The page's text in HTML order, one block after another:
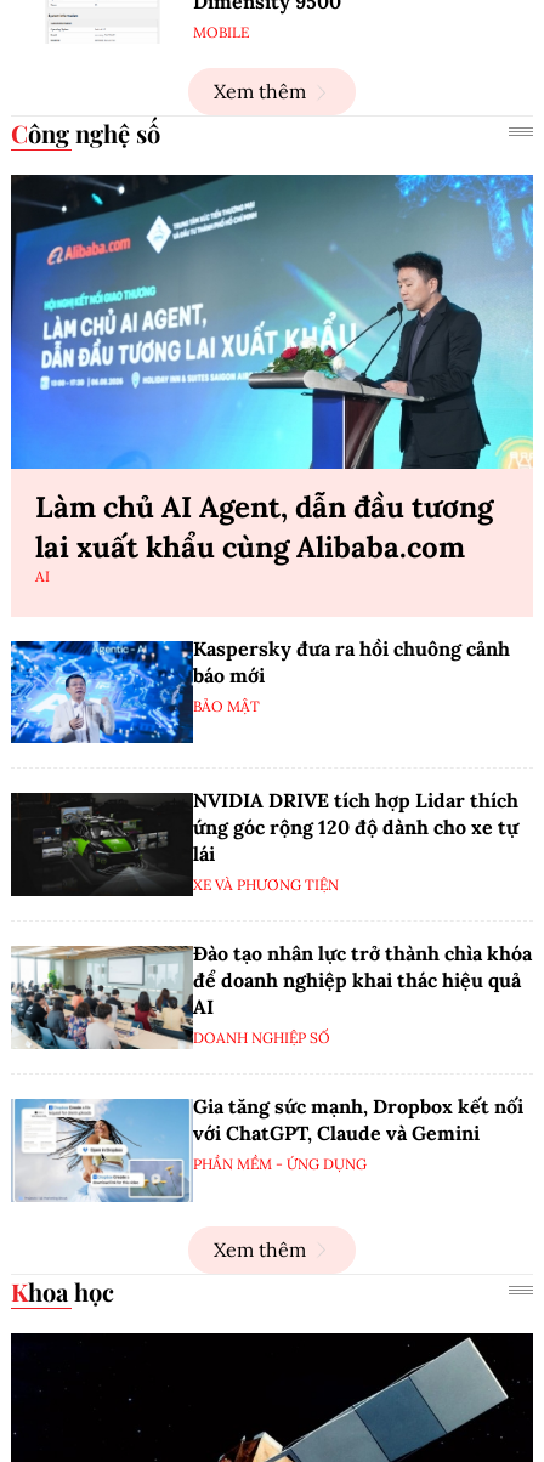
MOBILE
Xem thêm
Công nghệ số
Làm chủ AI Agent, dẫn đầu tương
lai xuất khẩu cùng Alibaba.com
AI
Kaspersky đưa ra hồi chuông cảnh
báo mới
BẢO MẬT
NVIDIA DRIVE tích hợp Lidar thích
ứng góc rộng 120 độ dành cho xe tự
lái
XE VÀ PHƯƠNG TIỆN
Đào tạo nhân lực trở thành chìa khóa
để doanh nghiệp khai thác hiệu quả
AI
DOANH NGHIỆP SỐ
Gia tăng sức mạnh, Dropbox kết nối
với ChatGPT, Claude và Gemini
PHẦN MỀM - ỨNG DỤNG
Xem thêm
Khoa học